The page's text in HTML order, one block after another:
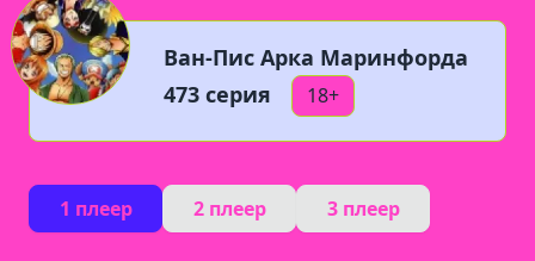
Ван-Пис Арка Маринфорда
473 серия
18+
1 плеер 2 плеер 3 плеер